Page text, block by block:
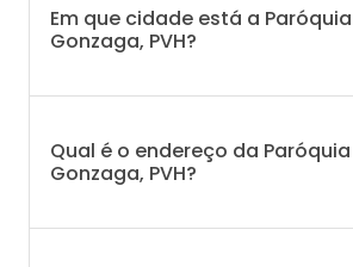
Em que cidade está a Paróquia
Gonzaga, PVH?
Qual é o endereço da Paróquia
Gonzaga, PVH?